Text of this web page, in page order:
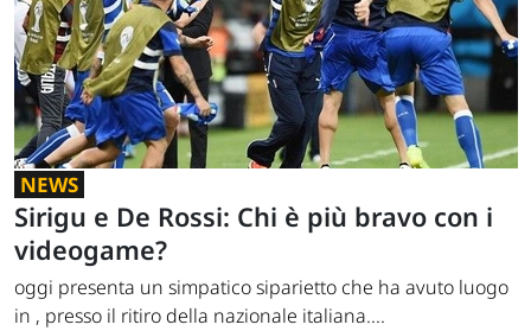
NEWS
Sirigu e De Rossi: Chi è più bravo con i
videogame?
oggi presenta un simpatico siparietto che ha avuto luogo
in , presso il ritiro della nazionale italiana....